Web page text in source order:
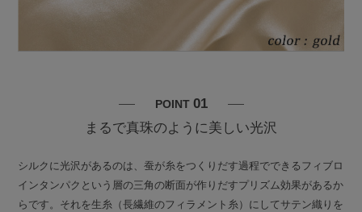
POINT 01
まるで真珠のように美しい光沢
シルクに光沢があるのは、蚕が糸をつくりだす過程でできるフィブロ
インタンパクという層の三角の断面が作りだすプリズム効果があるか
らです。それを生糸（長繊維のフィラメント糸）にしてサテン織りを